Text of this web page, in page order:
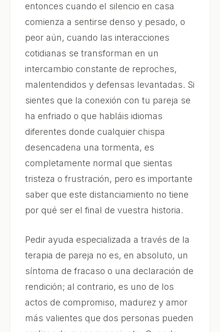
entonces cuando el silencio en casa
comienza a sentirse denso y pesado, o
peor aún, cuando las interacciones
cotidianas se transforman en un
intercambio constante de reproches,
malentendidos y defensas levantadas. Si
sientes que la conexión con tu pareja se
ha enfriado o que habláis idiomas
diferentes donde cualquier chispa
desencadena una tormenta, es
completamente normal que sientas
tristeza o frustración, pero es importante
saber que este distanciamiento no tiene
por qué ser el final de vuestra historia.
Pedir ayuda especializada a través de la
terapia de pareja no es, en absoluto, un
síntoma de fracaso o una declaración de
rendición; al contrario, es uno de los
actos de compromiso, madurez y amor
más valientes que dos personas pueden